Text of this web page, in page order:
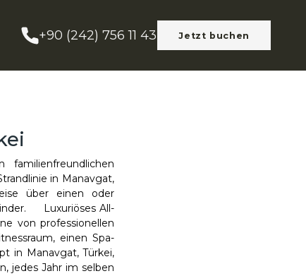
+90 (242) 756 11 43 Jetzt buchen
in Manavgat,
über einen oder
Luxuriöses All-
von professionellen
einen Spa-
in Manavgat, Türkei,
jedes Jahr im selben